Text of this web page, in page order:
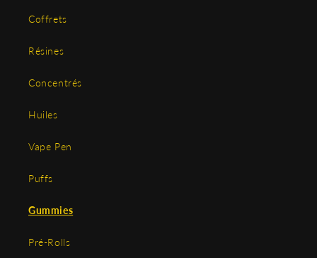
Coffrets
Résines
Concentrés
Huiles
Vape Pen
Puffs
Gummies
Pré-Rolls